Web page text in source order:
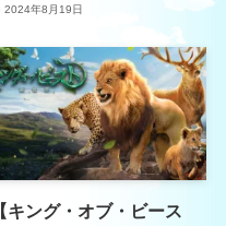
2024年8月19日
【キング・オブ・ビース